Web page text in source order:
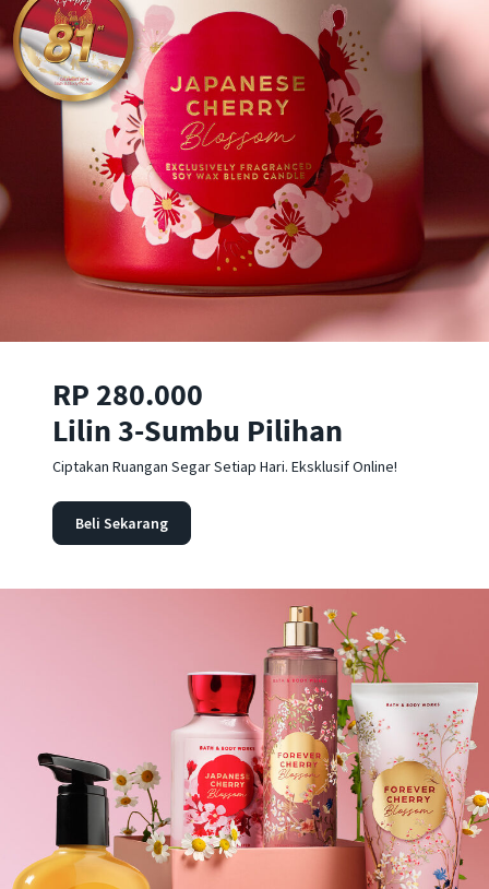
RP 280.000
Lilin 3-Sumbu Pilihan
Ciptakan Ruangan Segar Setiap Hari. Eksklusif Online!
Beli Sekarang